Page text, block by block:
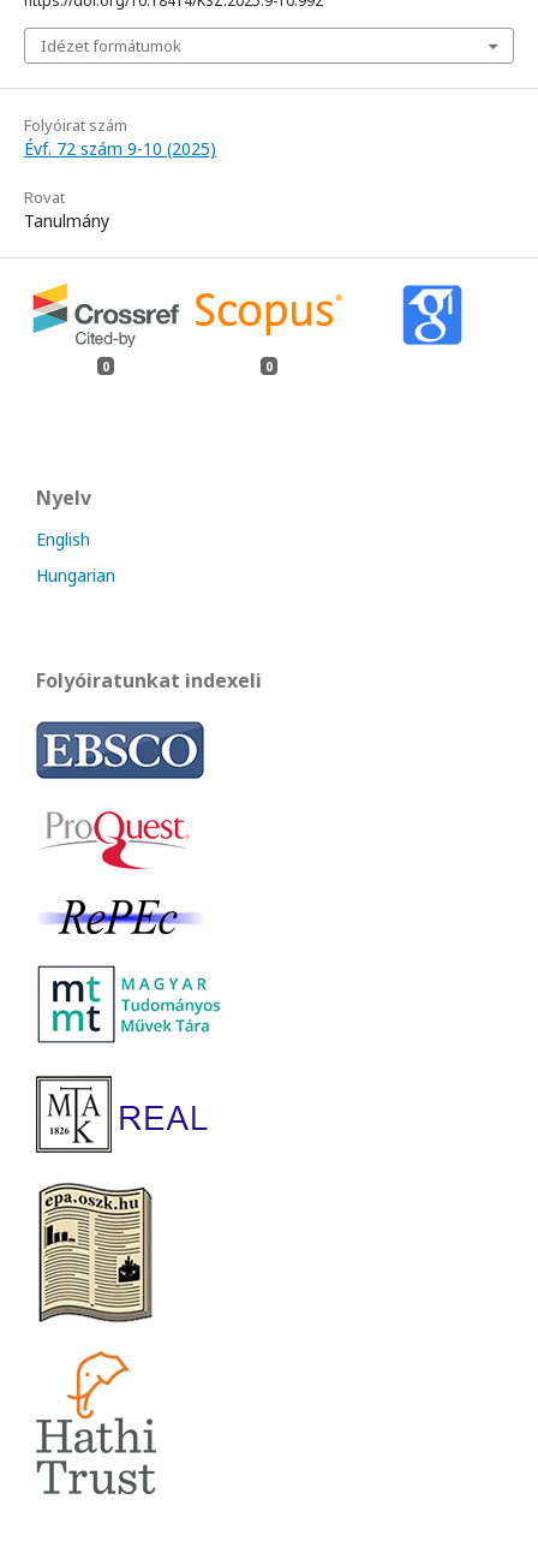
Idézet formátumok
Folyóirat szám
Évf. 72 szám 9-10 (2025)
Rovat
Tanulmány
0 0
Nyelv
English
Hungarian
Folyóiratunkat indexeli